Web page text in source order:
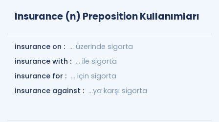
Insurance (n) Preposition Kullanımları
insurance on : ... üzerinde sigorta
insurance with : ... ile sigorta
insurance for : ... için sigorta
insurance against : …ya karşı sigorta